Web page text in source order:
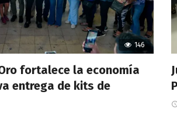
146
fortalece la economía
entrega de kits de